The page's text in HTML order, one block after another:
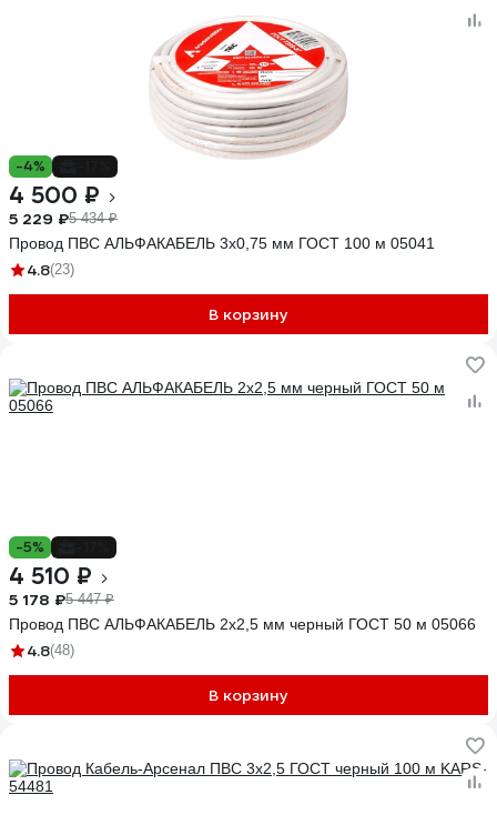
-4%
4 500 ₽
5 229 ₽5 434 ₽
Провод ПВС АЛЬФАКАБЕЛЬ 3х0,75 мм ГОСТ 100 м 05041
4.8(23)
В корзину
-5%
4 510 ₽
5 178 ₽5 447 ₽
Провод ПВС АЛЬФАКАБЕЛЬ 2х2,5 мм черный ГОСТ 50 м 05066
4.8(48)
В корзину